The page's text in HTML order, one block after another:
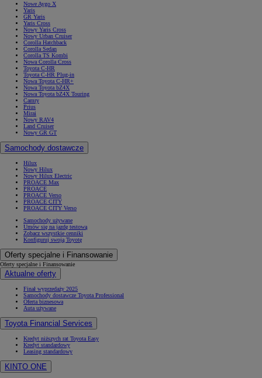
Nowe Aygo X
Yaris
GR Yaris
Yaris Cross
Nowy Yaris Cross
Nowy Urban Cruiser
Corolla Hatchback
Corolla Sedan
Corolla TS Kombi
Nowa Corolla Cross
Toyota C-HR
Toyota C-HR Plug-in
Nowa Toyota C-HR+
Nowa Toyota bZ4X
Nowa Toyota bZ4X Touring
Camry
Prius
Mirai
Nowy RAV4
Land Cruiser
Nowy GR GT
Samochody dostawcze
Hilux
Nowy Hilux
Nowy Hilux Electric
PROACE Max
PROACE
PROACE Verso
PROACE CITY
PROACE CITY Verso
Samochody używane
Umów się na jazdę testową
Zobacz wszystkie cenniki
Konfiguruj swoją Toyotę
Oferty specjalne i Finansowanie
Oferty specjalne i Finansowanie
Aktualne oferty
Finał wyprzedaży 2025
Samochody dostawcze Toyota Professional
Oferta biznesowa
Auta używane
Toyota Financial Services
Kredyt niższych rat Toyota Easy
Kredyt standardowy
Leasing standardowy
KINTO ONE